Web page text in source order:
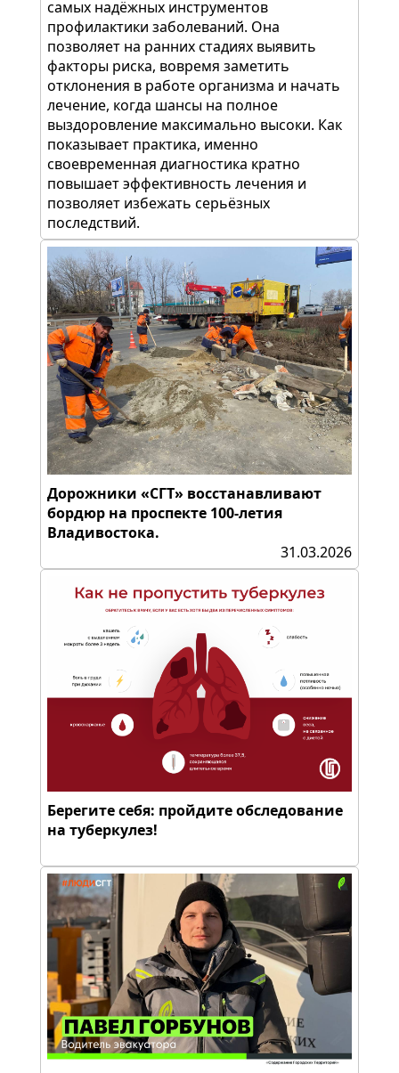
самых надёжных инструментов
профилактики заболеваний. Она
позволяет на ранних стадиях выявить
факторы риска, вовремя заметить
отклонения в работе организма и начать
лечение, когда шансы на полное
выздоровление максимально высоки. Как
показывает практика, именно
своевременная диагностика кратно
повышает эффективность лечения и
позволяет избежать серьёзных
последствий.
Дорожники «СГТ» восстанавливают
бордюр на проспекте 100-летия
Владивостока.
31.03.2026
Берегите себя: пройдите обследование
на туберкулез!